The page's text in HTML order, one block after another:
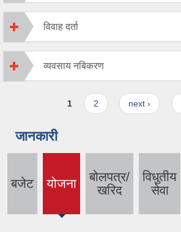
विवाह दर्ता
व्यवसाय नबिकरण
1 2 next ›
जानकारी
बजेट योजना
बोलपत्र/
खरिद
विधुतीय
सेवा